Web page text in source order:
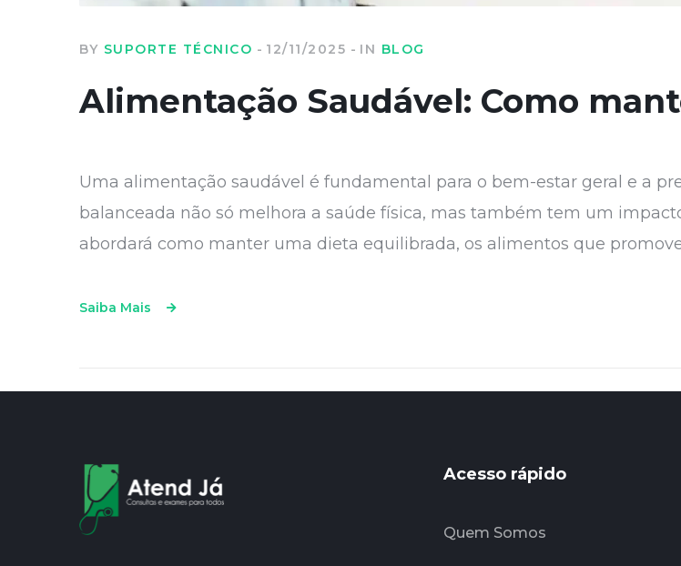
BY SUPORTE TÉCNICO 12/11/2025 IN BLOG
Alimentação Saudável: Como
Uma alimentação saudável é fundamental para o bem-estar geral e a
balanceada não só melhora a saúde física, mas também tem um
abordará como manter uma dieta equilibrada, os alimentos que
Saiba Mais
Acesso rápido
Quem Somos